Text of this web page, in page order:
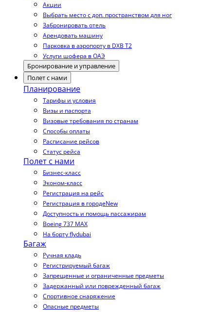
Акции
Выбрать место с доп. пространством для ног
Забронировать отель
Арендовать машину
Парковка в аэропорту в DXB T2
Услуги шофера в ОАЭ
Бронирование и управление
Полет с нами
Планирование
Тарифы и условия
Визы и паспорта
Визовые требования по странам
Способы оплаты
Расписание рейсов
Статус рейса
Полет с нами
Бизнес-класс
Эконом-класс
Регистрация на рейс
Регистрация в городеNew
Доступность и помощь пассажирам
Boeing 737 MAX
На борту flydubai
Багаж
Ручная кладь
Регистрируемый багаж
Запрещенные и ограниченные предметы
Задержанный или поврежденный багаж
Спортивное снаряжение
Опасные предметы